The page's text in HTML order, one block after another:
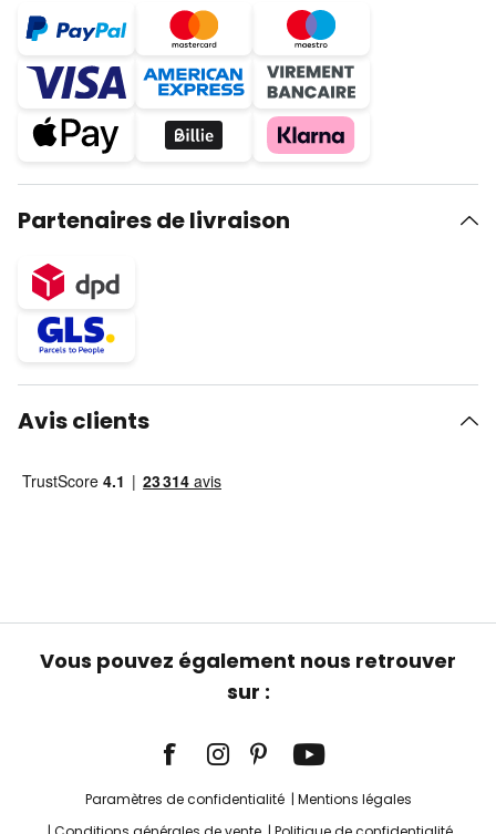
Partenaires de livraison
Avis clients
Vous pouvez également nous retrouver
sur :
Paramètres de confidentialité
Mentions légales